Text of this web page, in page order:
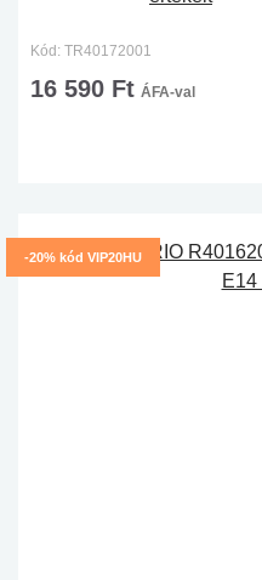
Kód: TR40172001
16 590 Ft ÁFA-val
-20% kód VIP20HU